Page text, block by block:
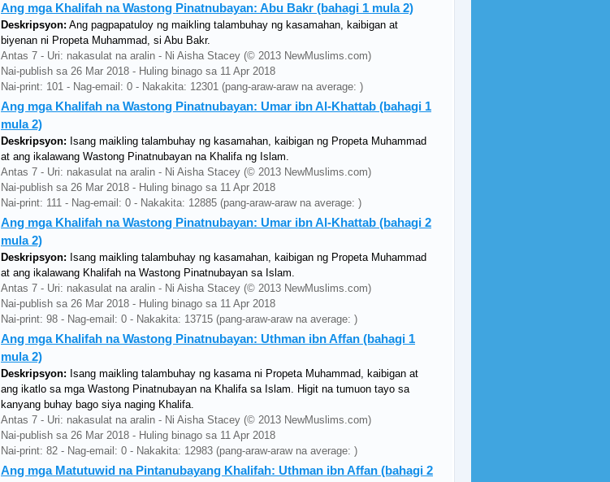
Ang mga Khalifah na Wastong Pinatnubayan: Abu Bakr (bahagi 1 mula 2)
Deskripsyon: Ang pagpapatuloy ng maikling talambuhay ng kasamahan, kaibigan at
biyenan ni Propeta Muhammad, si Abu Bakr.
Antas 7 - Uri: nakasulat na aralin - Ni Aisha Stacey (© 2013 NewMuslims.com)
Nai-publish sa 26 Mar 2018 - Huling binago sa 11 Apr 2018
Nai-print: 101 - Nag-email: 0 - Nakakita: 12301 (pang-araw-araw na average: )
Ang mga Khalifah na Wastong Pinatnubayan: Umar ibn Al-Khattab (bahagi 1
mula 2)
Deskripsyon: Isang maikling talambuhay ng kasamahan, kaibigan ng Propeta Muhammad
at ang ikalawang Wastong Pinatnubayan na Khalifa ng Islam.
Antas 7 - Uri: nakasulat na aralin - Ni Aisha Stacey (© 2013 NewMuslims.com)
Nai-publish sa 26 Mar 2018 - Huling binago sa 11 Apr 2018
Nai-print: 111 - Nag-email: 0 - Nakakita: 12885 (pang-araw-araw na average: )
Ang mga Khalifah na Wastong Pinatnubayan: Umar ibn Al-Khattab (bahagi 2
mula 2)
Deskripsyon: Isang maikling talambuhay ng kasamahan, kaibigan ng Propeta Muhammad
at ang ikalawang Khalifah na Wastong Pinatnubayan sa Islam.
Antas 7 - Uri: nakasulat na aralin - Ni Aisha Stacey (© 2013 NewMuslims.com)
Nai-publish sa 26 Mar 2018 - Huling binago sa 11 Apr 2018
Nai-print: 98 - Nag-email: 0 - Nakakita: 13715 (pang-araw-araw na average: )
Ang mga Khalifah na Wastong Pinatnubayan: Uthman ibn Affan (bahagi 1
mula 2)
Deskripsyon: Isang maikling talambuhay ng kasama ni Propeta Muhammad, kaibigan at
ang ikatlo sa mga Wastong Pinatnubayan na Khalifa sa Islam. Higit na tumuon tayo sa
kanyang buhay bago siya naging Khalifa.
Antas 7 - Uri: nakasulat na aralin - Ni Aisha Stacey (© 2013 NewMuslims.com)
Nai-publish sa 26 Mar 2018 - Huling binago sa 11 Apr 2018
Nai-print: 82 - Nag-email: 0 - Nakakita: 12983 (pang-araw-araw na average: )
Ang mga Matutuwid na Pintanubayang Khalifah: Uthman ibn Affan (bahagi 2